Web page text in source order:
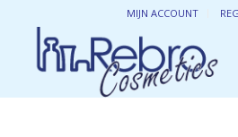
MIJN ACCOUNT